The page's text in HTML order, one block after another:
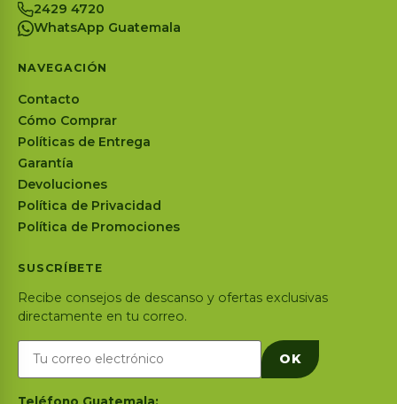
2429 4720
WhatsApp Guatemala
NAVEGACIÓN
Contacto
Cómo Comprar
Políticas de Entrega
Garantía
Devoluciones
Política de Privacidad
Política de Promociones
SUSCRÍBETE
Recibe consejos de descanso y ofertas exclusivas
directamente en tu correo.
OK